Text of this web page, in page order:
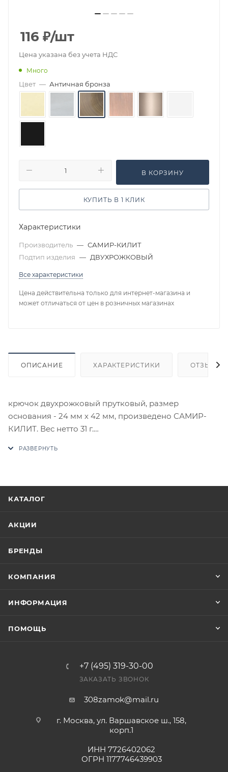
116 ₽/шт
Цена указана без учета НДС
Много
Цвет — Античная бронза
В КОРЗИНУ
КУПИТЬ В 1 КЛИК
Характеристики
Производитель — САМИР-КИЛИТ
Подтип изделия — ДВУХРОЖКОВЫЙ
Все характеристики
Цена действительна только для интернет-магазина и
может отличаться от цен в розничных магазинах
ОПИСАНИЕ ХАРАКТЕРИСТИКИ ОТЗЫВЫ
крючок двухрожковый прутковый, размер
основания - 24 мм х 42 мм, произведено САМИР-
КИЛИТ. Вес нетто 31 г.
заказ был получен.
Конечная цена будет отображена в высланном
Фактом подтверждения покупки будет считаться
КАТАЛОГ
АКЦИИ
БРЕНДЫ
КОМПАНИЯ
ИНФОРМАЦИЯ
ПОМОЩЬ
+7 (495) 319-30-00
ЗАКАЗАТЬ ЗВОНОК
308zamok@mail.ru
г. Москва, ул. Варшавское ш., 158,
корп.1
ИНН 7726402062
ОГРН 1177746439903